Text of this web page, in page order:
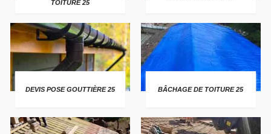
TOITURE 25
DEVIS POSE GOUTTIÈRE 25 BÂCHAGE DE TOITURE 25